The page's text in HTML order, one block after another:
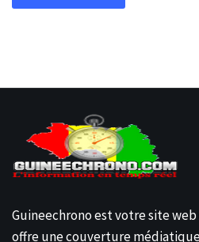
Guineechrono est votre site
offre une couverture